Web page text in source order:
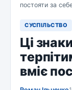
постояти за
СУСПІЛЬСТВО
Ці
вміє